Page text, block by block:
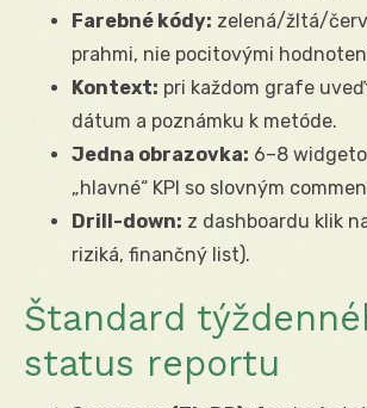
Farebné kódy: zelená/žltá/
prahmi, nie pocitovými
Kontext: pri každom grafe
dátum a poznámku k metóde.
Jedna obrazovka: 6–8
„hlavné“ KPI so slovným
Drill-down: z dashboardu klik
riziká, finančný list).
Štandard
status reportu